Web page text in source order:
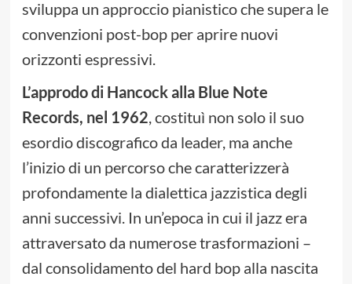
sviluppa un approccio pianistico che supera le
convenzioni post-bop per aprire nuovi
orizzonti espressivi.
L’approdo di Hancock alla Blue Note
Records, nel 1962, costituì non solo il suo
esordio discografico da leader, ma anche
l’inizio di un percorso che caratterizzerà
profondamente la dialettica jazzistica degli
anni successivi. In un’epoca in cui il jazz era
attraversato da numerose trasformazioni –
dal consolidamento del hard bop alla nascita